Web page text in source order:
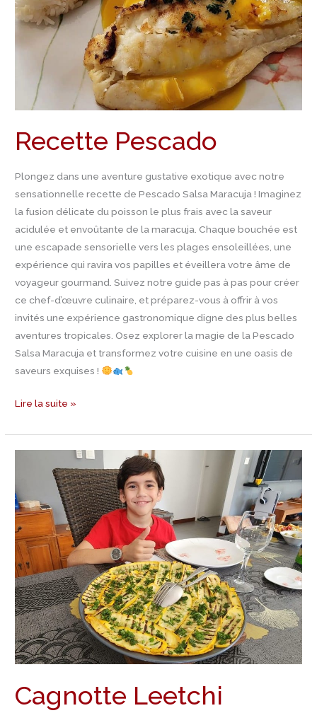
Recette Pescado
Plongez dans une aventure gustative exotique avec notre
sensationnelle recette de Pescado Salsa Maracuja ! Imaginez
la fusion délicate du poisson le plus frais avec la saveur
acidulée et envoûtante de la maracuja. Chaque bouchée est
une escapade sensorielle vers les plages ensoleillées, une
expérience qui ravira vos papilles et éveillera votre âme de
voyageur gourmand. Suivez notre guide pas à pas pour créer
ce chef-d’œuvre culinaire, et préparez-vous à offrir à vos
invités une expérience gastronomique digne des plus belles
aventures tropicales. Osez explorer la magie de la Pescado
Salsa Maracuja et transformez votre cuisine en une oasis de
saveurs exquises !
Lire la suite »
Cagnotte Leetchi